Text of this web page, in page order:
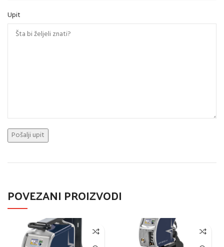
Upit
POVEZANI PROIZVODI